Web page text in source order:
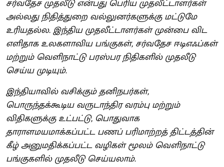
சர்வதேச முதலீடு என்பது பெரிய முதலீட்டாளர்கள்
அல்லது நிதித்துறை வல்லுனர்களுக்கு மட்டுமே
உரியதல்ல. இந்திய முதலீட்டாளர்கள் முன்பை விட
எளிதாக உலகளாவிய பங்குகள், சர்வதேச ஈடிஎஃப்கள்
மற்றும் வெளிநாட்டு பரஸ்பர நிதிகளில் முதலீடு
செய்ய முடியும்.
இந்தியாவில் வசிக்கும் தனிநபர்கள்,
பொருந்தக்கூடிய வருடாந்திர வரம்பு மற்றும்
விதிகளுக்கு உட்பட்டு, பொதுவாக
தாராளமயமாக்கப்பட்ட பணப் பரிமாற்றத் திட்டத்தின்
கீழ் அனுமதிக்கப்பட்ட வழிகள் மூலம் வெளிநாட்டு
பங்குகளில் முதலீடு செய்யலாம்.